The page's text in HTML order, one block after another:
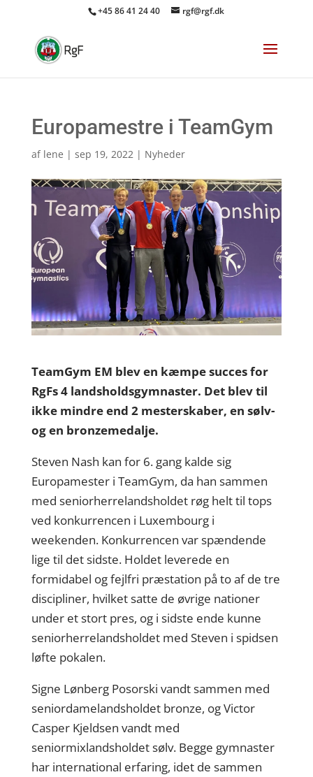
+45 86 41 24 40 rgf@rgf.dk
Europamestre i TeamGym
af lene | sep 19, 2022| Nyheder
TeamGym EM blev en kæmpe succes for
RgFs 4 landsholdsgymnaster. Det blev til
ikke mindre end 2 mesterskaber, en sølv-
og en bronzemedalje.
Steven Nash kan for 6. gang kalde sig
Europamester i TeamGym, da han sammen
med seniorherrelandsholdet røg helt til tops
ved konkurrencen i Luxembourg i
weekenden. Konkurrencen var spændende
lige til det sidste. Holdet leverede en
formidabel og fejlfri præstation på to af de tre
discipliner, hvilket satte de øvrige nationer
under et stort pres, og i sidste ende kunne
seniorherrelandsholdet med Steven i spidsen
løfte pokalen.
Signe Lønberg Posorski vandt sammen med
seniordamelandsholdet bronze, og Victor
Casper Kjeldsen vandt med
seniormixlandsholdet sølv. Begge gymnaster
har international erfaring, idet de sammen